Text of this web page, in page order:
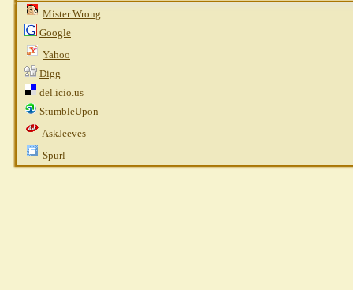
Mister Wrong
Google
Yahoo
Digg
del.icio.us
StumbleUpon
AskJeeves
Spurl